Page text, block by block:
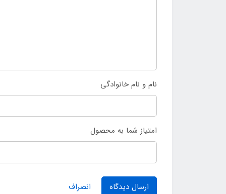
نام و نام خانوادگی
امتیاز شما به محصول
ارسال دیدگاه انصراف